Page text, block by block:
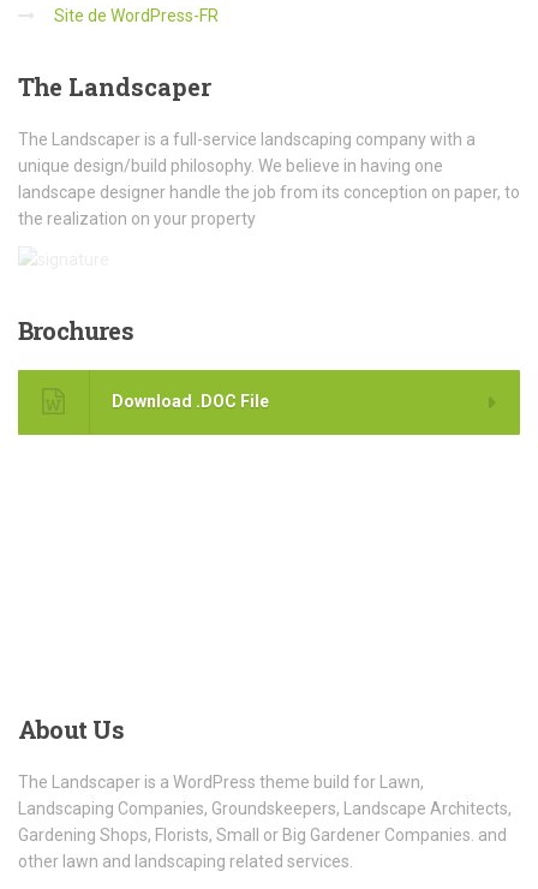
Site de WordPress-FR
The Landscaper
The Landscaper is a full-service landscaping company with a
unique design/build philosophy. We believe in having one
landscape designer handle the job from its conception on paper, to
the realization on your property
Brochures
Download .DOC File
About Us
The Landscaper is a WordPress theme build for Lawn,
Landscaping Companies, Groundskeepers, Landscape Architects,
Gardening Shops, Florists, Small or Big Gardener Companies. and
other lawn and landscaping related services.